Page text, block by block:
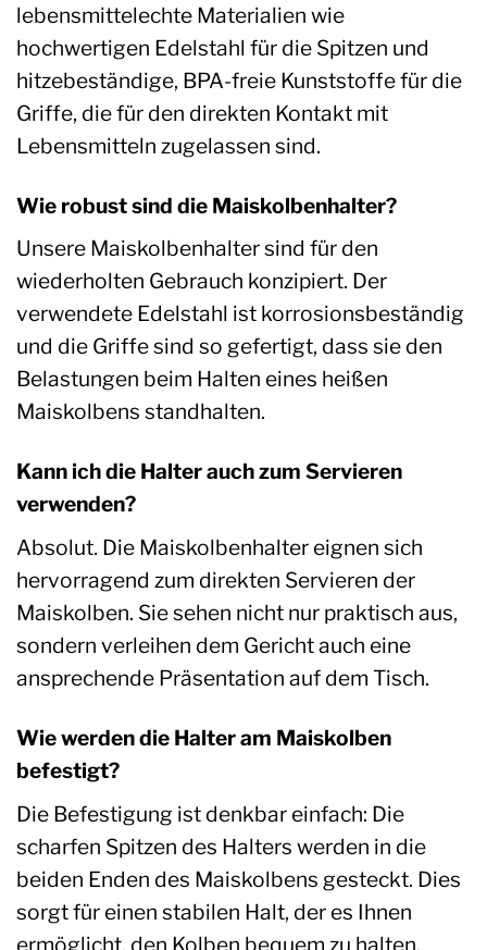
lebensmittelechte Materialien wie
hochwertigen Edelstahl für die Spitzen und
hitzebeständige, BPA-freie Kunststoffe für die
Griffe, die für den direkten Kontakt mit
Lebensmitteln zugelassen sind.
Wie robust sind die Maiskolbenhalter?
Unsere Maiskolbenhalter sind für den
wiederholten Gebrauch konzipiert. Der
verwendete Edelstahl ist korrosionsbeständig
und die Griffe sind so gefertigt, dass sie den
Belastungen beim Halten eines heißen
Maiskolbens standhalten.
Kann ich die Halter auch zum Servieren
verwenden?
Absolut. Die Maiskolbenhalter eignen sich
hervorragend zum direkten Servieren der
Maiskolben. Sie sehen nicht nur praktisch aus,
sondern verleihen dem Gericht auch eine
ansprechende Präsentation auf dem Tisch.
Wie werden die Halter am Maiskolben
befestigt?
Die Befestigung ist denkbar einfach: Die
scharfen Spitzen des Halters werden in die
beiden Enden des Maiskolbens gesteckt. Dies
sorgt für einen stabilen Halt, der es Ihnen
ermöglicht, den Kolben bequem zu halten.